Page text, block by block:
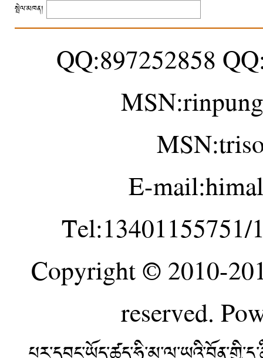
སྤེལ་མཁན།
QQ:897252858
E-
Tel:13401155751/
Copyright © 2010-
reserved.